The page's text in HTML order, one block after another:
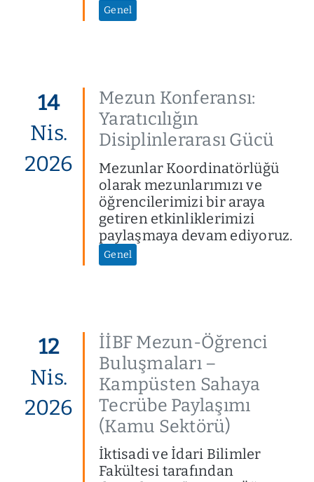
Genel
14
Nis.
2026
Mezun Konferansı:
Yaratıcılığın
Disiplinlerarası Gücü
Mezunlar Koordinatörlüğü
olarak mezunlarımızı ve
öğrencilerimizi bir araya
getiren etkinliklerimizi
paylaşmaya devam ediyoruz.
Genel
12
Nis.
2026
İİBF Mezun-Öğrenci
Buluşmaları –
Kampüsten Sahaya
Tecrübe Paylaşımı
(Kamu Sektörü)
İktisadi ve İdari Bilimler
Fakültesi tarafından